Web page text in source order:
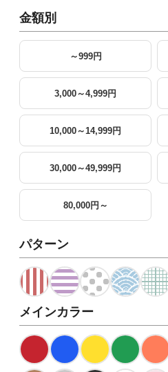
金額別
～999円
3,000～4,999円
10,000～14,999円
30,000～49,999円
80,000円～
パターン
メインカラー